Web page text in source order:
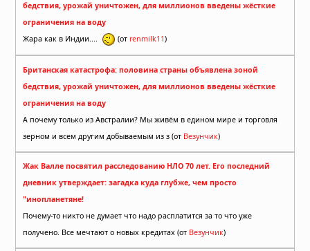
бедствия, урожай уничтожен, для миллионов введены жёсткие
ограничения на воду
Жара как в Индии....
(от renmilk11)
Британская катастрофа: половина страны объявлена зоной
бедствия, урожай уничтожен, для миллионов введены жёсткие
ограничения на воду
А почему только из Австралии? Мы живём в едином мире и торговля
зерном и всем другим добываемым из з (от Везунчик)
Жак Валле посвятил расследованию НЛО 70 лет. Его последний
дневник утверждает: загадка куда глубже, чем просто
"инопланетяне!
Почему-то никто не думает что надо расплатится за то что уже
получено. Все мечтают о новых кредитах (от Везунчик)